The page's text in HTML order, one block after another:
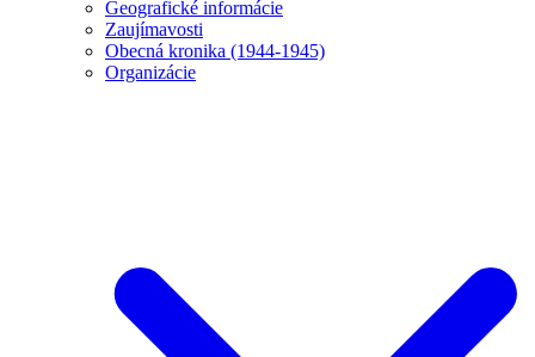
Geografické informácie
Zaujímavosti
Obecná kronika (1944-1945)
Organizácie